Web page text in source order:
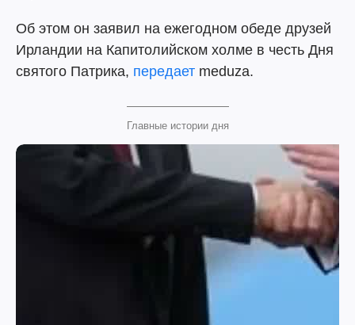
Об этом он заявил на ежегодном обеде друзей
Ирландии на Капитолийском холме в честь Дня
святого Патрика, передает meduza.
Главные истории дня